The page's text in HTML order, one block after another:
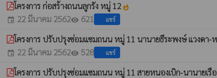
โครงการ ก่อสร้างถนนลูกรัง หมู่ 12 whatshot
event 22 มีนาคม 2562visibility 621 แชร์
โครงการ ปรับปรุงซ่อมแซมถนน หมู่ 11 นานายธีระพงษ์ แวงดา
event 22 มีนาคม 2562visibility 528 แชร์
โครงการ ปรับปรุงซ่อมแซมถนน หมู่ 11 สายหนองเบิก-นานายเ